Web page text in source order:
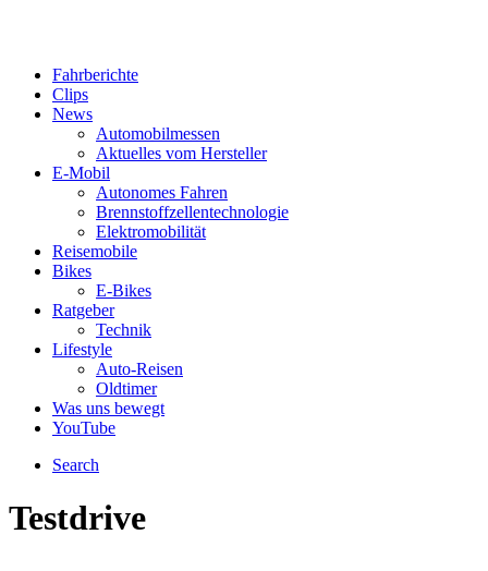
Fahrberichte
Clips
News
Automobilmessen
Aktuelles vom Hersteller
E-Mobil
Autonomes Fahren
Brennstoffzellentechnologie
Elektromobilität
Reisemobile
Bikes
E-Bikes
Ratgeber
Technik
Lifestyle
Auto-Reisen
Oldtimer
Was uns bewegt
YouTube
Search
Testdrive